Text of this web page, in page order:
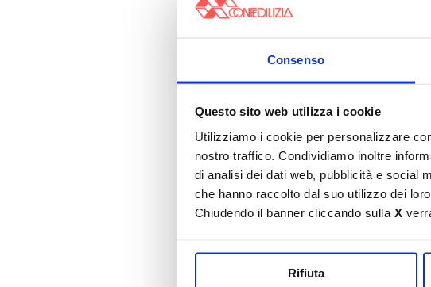
Consenso
Questo sito web utilizza i cookie
Utilizziamo i cookie per personalizzare
nostro traffico. Condividiamo inoltre
di analisi dei dati web, pubblicità e social
che hanno raccolto dal suo utilizzo dei
Chiudendo il banner cliccando sulla X
Rifiuta